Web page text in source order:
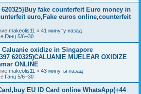
620325}Buy fake counterfeit Euro money in
euro,Fake euros online,counterfeit
makeolis11 « 41 минуту назад
Ганц 5/6–30
Caluanie oxidize in Singapore
620325)CALUANIE MUELEAR OXIDIZE
ONLINE
makeolis11 « 43 минуты назад
Ганц 5/6–30
EU ID Card online WhatsApp(+44